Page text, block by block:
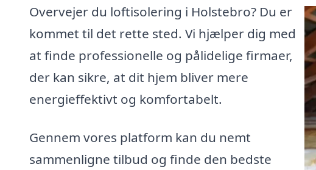
Overvejer du loftisolering i Holstebro? Du er
kommet til det rette sted. Vi hjælper dig med
at finde professionelle og pålidelige firmaer,
der kan sikre, at dit hjem bliver mere
energieffektivt og komfortabelt.
Gennem vores platform kan du nemt
sammenligne tilbud og finde den bedste